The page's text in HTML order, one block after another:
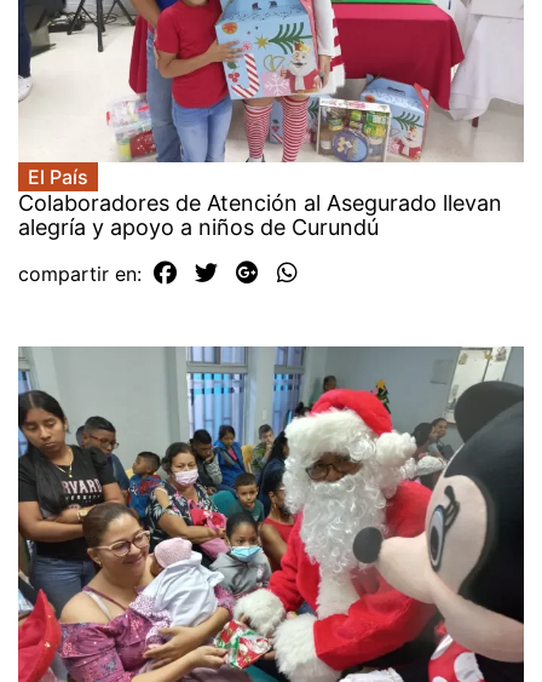
El País
Colaboradores de Atención al Asegurado llevan
alegría y apoyo a niños de Curundú
compartir en: